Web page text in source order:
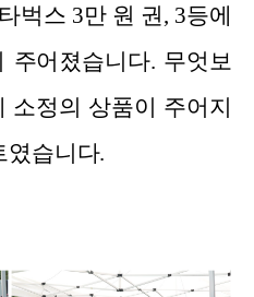
벅스 3만 원 권, 3등에
주어졌습니다. 무엇보
소정의 상품이 주어지
였습니다.